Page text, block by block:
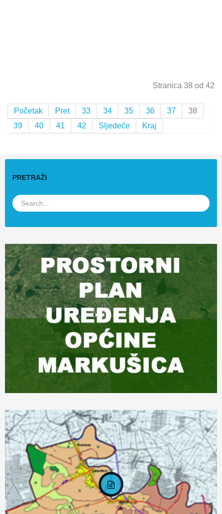
Stranica 38 od 42
Početak Pret 33 34 35 36 37
38
39
40 41 42 Sljedeće Kraj
PRETRAŽI